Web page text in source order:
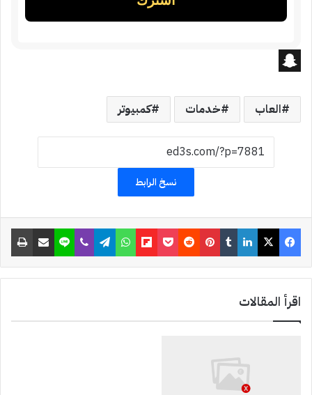
a
a
العاب خدمات كمبيوتر
نسخ الرابط
فيسبوك ‫X لينكدإن ‏Tumblr بينتيريست ‏Reddit
‫Pocket
Flipboard واتساب تيلقرام ڤايبر لاين مشاركة عبر البريد
اقرأ المقالات